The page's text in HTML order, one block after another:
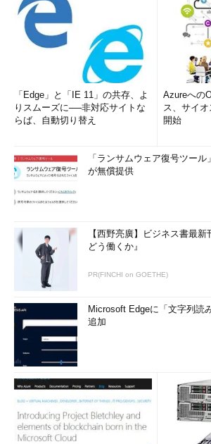
「Edge」と「IE 11」の共存、よ
りスムーズに──非対応サイトな
らば、自動切り替え
Azureへの
ス、サイ
開始
「ランサムウェア復号ツー
が無償提供
【西野亮廣】ビジネス書最
どう働くか』
PR(FINCHI on GOETHE)
Microsoft Edgeに「文字列読
追加